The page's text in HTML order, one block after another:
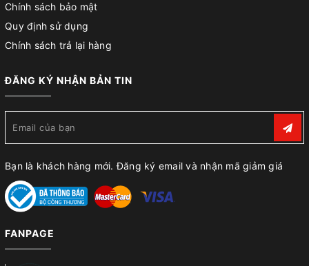
Chính sách bảo mật
Quy định sử dụng
Chính sách trả lại hàng
ĐĂNG KÝ NHẬN BẢN TIN
Bạn là khách hàng mới. Đăng ký email và nhận mã giảm giá
FANPAGE